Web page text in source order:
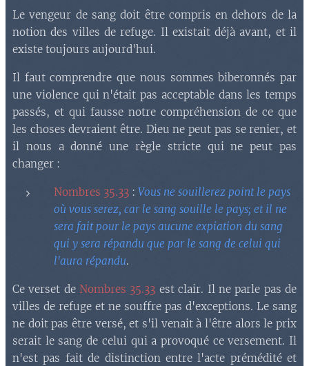
Le vengeur de sang doit être compris en dehors de la
notion des villes de refuge. Il existait déjà avant, et il
existe toujours aujourd'hui.
Il faut comprendre que nous sommes biberonnés par
une violence qui n'était pas acceptable dans les temps
passés, et qui fausse notre compréhension de ce que
les choses devraient être. Dieu ne peut pas se renier, et
il nous a donné une règle stricte qui ne peut pas
changer :
Nombres 35.33 : Vous ne souillerez point le pays
où vous serez, car le sang souille le pays; et il ne
sera fait pour le pays aucune expiation du sang
qui y sera répandu que par le sang de celui qui
l'aura répandu.
Ce verset de Nombres 35.33 est clair. Il ne parle pas de
villes de refuge et ne souffre pas d'exceptions. Le sang
ne doit pas être versé, et s'il venait à l'être alors le prix
serait le sang de celui qui a provoqué ce versement. Il
n'est pas fait de distinction entre l'acte prémédité et